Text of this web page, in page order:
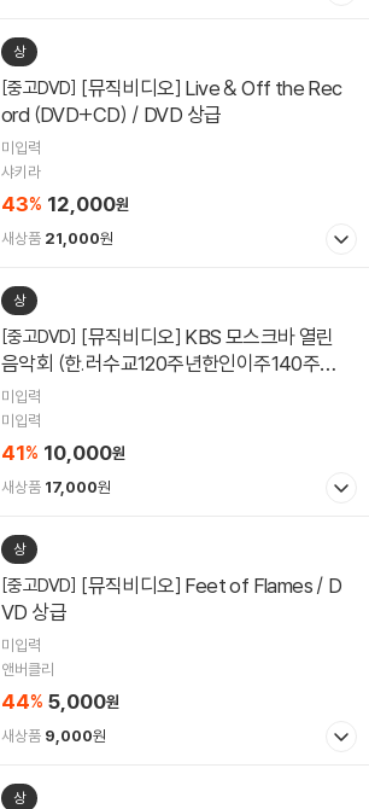
상
[중고DVD]
ord (DVD+CD) / DVD 상급
미입력
샤키라
43% 12,000원
새상품 21,000원
상
[중고DVD]
음악회 (한.러수교120주년한인이주140주년
기념) / DVD 상급
미입력
미입력
41% 10,000원
새상품 17,000원
상
[중고DVD]
VD 상급
미입력
앤버클리
44% 5,000원
새상품 9,000원
상